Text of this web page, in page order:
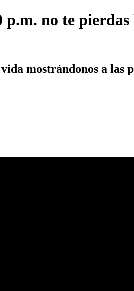
no te
mostrándonos a